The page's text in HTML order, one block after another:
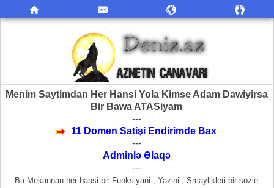
Menim Saytimdan Her Hansi Yola Kimse Adam Dawiyirsa
Bir Bawa ATASiyam
---
11 Domen Satişi Endirimde Bax
---
Adminlə Əlaqə
---
Bu Mekannan her hansi bir Funksiyani , Yazini , Smaylikleri bir sozle